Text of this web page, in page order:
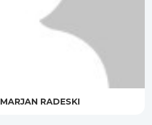
MARJAN RADESKI